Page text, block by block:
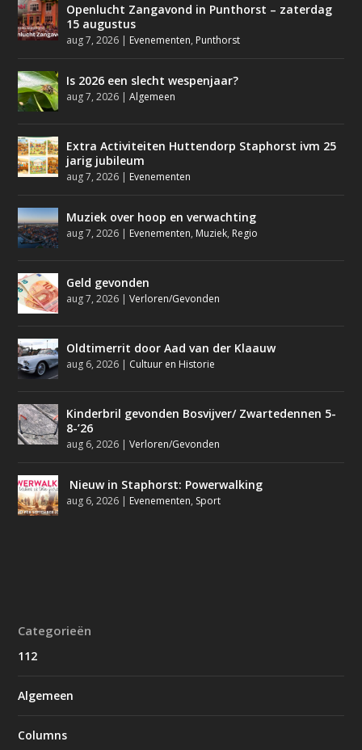
Openlucht Zangavond in Punthorst – zaterdag
15 augustus
aug 7, 2026 | Evenementen, Punthorst
Is 2026 een slecht wespenjaar?
aug 7, 2026 |Algemeen
Extra Activiteiten Huttendorp Staphorst ivm 25
jarig jubileum
aug 7, 2026 | Evenementen
Muziek over hoop en verwachting
aug 7, 2026 | Evenementen, Muziek, Regio
Geld gevonden
aug 7, 2026 |Verloren/Gevonden
Oldtimerrit door Aad van der Klaauw
aug 6, 2026 | Cultuur en Historie
Kinderbril gevonden Bosvijver/ Zwartedennen 5-
8-’26
aug 6, 2026 |Verloren/Gevonden
Nieuw in Staphorst: Powerwalking
aug 6, 2026 | Evenementen, Sport
Categorieën
112
Algemeen
Columns